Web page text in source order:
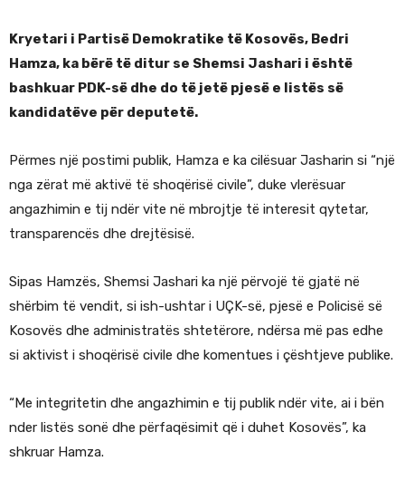
Kryetari i Partisë Demokratike të Kosovës, Bedri
Hamza, ka bërë të ditur se Shemsi Jashari i është
bashkuar PDK-së dhe do të jetë pjesë e listës së
kandidatëve për deputetë.
Përmes një postimi publik, Hamza e ka cilësuar Jasharin si “një
nga zërat më aktivë të shoqërisë civile”, duke vlerësuar
angazhimin e tij ndër vite në mbrojtje të interesit qytetar,
transparencës dhe drejtësisë.
Sipas Hamzës, Shemsi Jashari ka një përvojë të gjatë në
shërbim të vendit, si ish-ushtar i UÇK-së, pjesë e Policisë së
Kosovës dhe administratës shtetërore, ndërsa më pas edhe
si aktivist i shoqërisë civile dhe komentues i çështjeve publike.
“Me integritetin dhe angazhimin e tij publik ndër vite, ai i bën
nder listës sonë dhe përfaqësimit që i duhet Kosovës”, ka
shkruar Hamza.